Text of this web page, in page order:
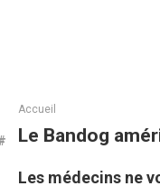
Accueil
Le Bandog
Les médecins ne